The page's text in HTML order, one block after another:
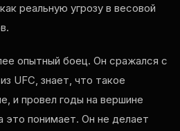
реальную угрозу в весовой
опытный боец. Он сражался с
UFC, знает, что такое
и провел годы на вершине
это понимает. Он не делает